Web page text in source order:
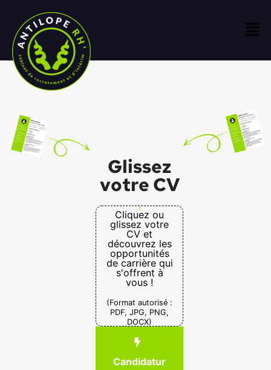
Glissez
votre CV
Cliquez ou
glissez votre
CV et
découvrez les
opportunités
de carrière qui
s'offrent à
vous !
(Format autorisé :
PDF, JPG, PNG,
DOCX)
Candidatur